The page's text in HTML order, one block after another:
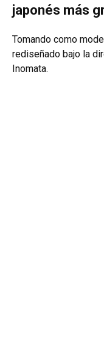
japonés más
Tomando como
rediseñado bajo la
Inomata.